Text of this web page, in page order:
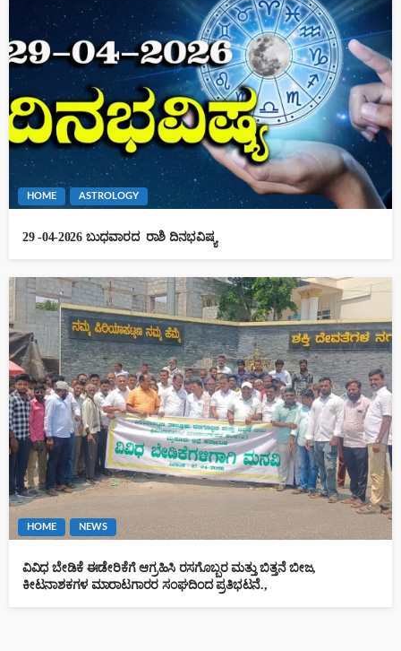
HOME ASTROLOGY
29 -04-2026 ಬುಧವಾರದ ರಾಶಿ ದಿನಭವಿಷ್ಯ
HOME NEWS
ವಿವಿಧ ಬೇಡಿಕೆ ಈಡೇರಿಕೆಗೆ ಆಗ್ರಹಿಸಿ ರಸಗೊಬ್ಬರ ಮತ್ತು ಬಿತ್ತನೆ ಬೀಜ,
ಕೀಟನಾಶಕಗಳ ಮಾರಾಟಗಾರರ ಸಂಘದಿಂದ ಪ್ರತಿಭಟನೆ.,